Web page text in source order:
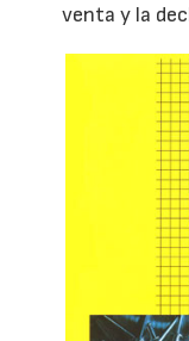
venta y la